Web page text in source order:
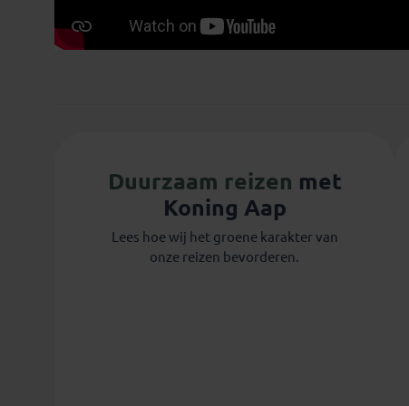
Duurzaam reizen met
Koning Aap
Lees hoe wij het groene karakter van
onze reizen bevorderen.
Marisa